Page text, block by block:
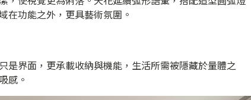
在功能之外，更具藝術氛圍。
是界面，更承載收納與機能，生活所需被隱藏於量體之
感。